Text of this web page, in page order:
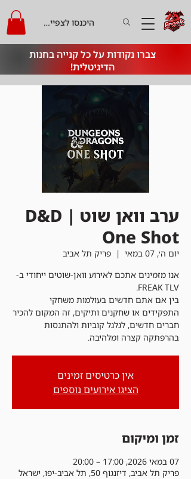
צברו נקודות על כל קנייה בחנות
הדיגיטלית!
היכנסו לצפייה בקרדיט
ערב וואן שוט | D&D
One Shot
יום ה׳, 07 במאי
  |
פריק תל אביב
אנו מזמינים אתכם לאירוע וואן-שוטים ייחודי ב-
בין אם אתם חדשים בעולמות משחקי
התפקידים או שחקנים ותיקים, זה המקום להכיר
חברים חדשים, לגלגל קוביות ולהתנסות
בהרפתקה קצרה ומלהיבה.
אין כרטיסים זמינים
הציגו אירועים נוספים
זמן ומיקום
07 במאי 2026, 17:00 – 20:00
פריק תל אביב, דיזנגוף 50, תל אביב-יפו, ישראל